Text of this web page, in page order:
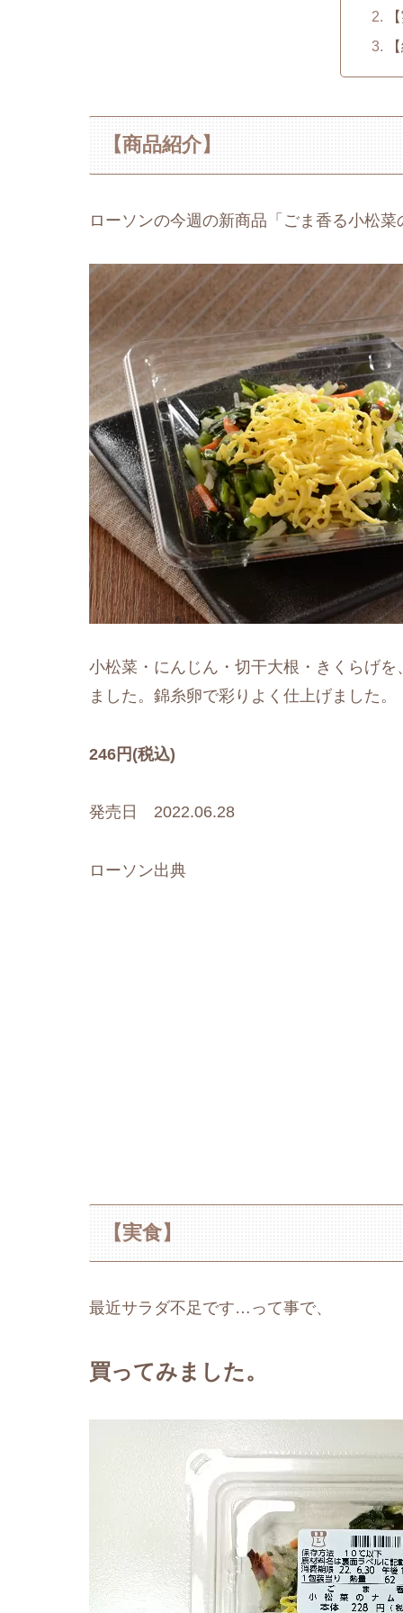
【商品紹介】
ローソンの今週の新商品「ごま香る小松
小松菜・にんじん・切干大根・きくらげ
ました。錦糸卵で彩りよく仕上げました。
246円(税込)
発売日 2022.06.28
ローソン出典
【実食】
最近サラダ不足です…って事で、
買ってみました。